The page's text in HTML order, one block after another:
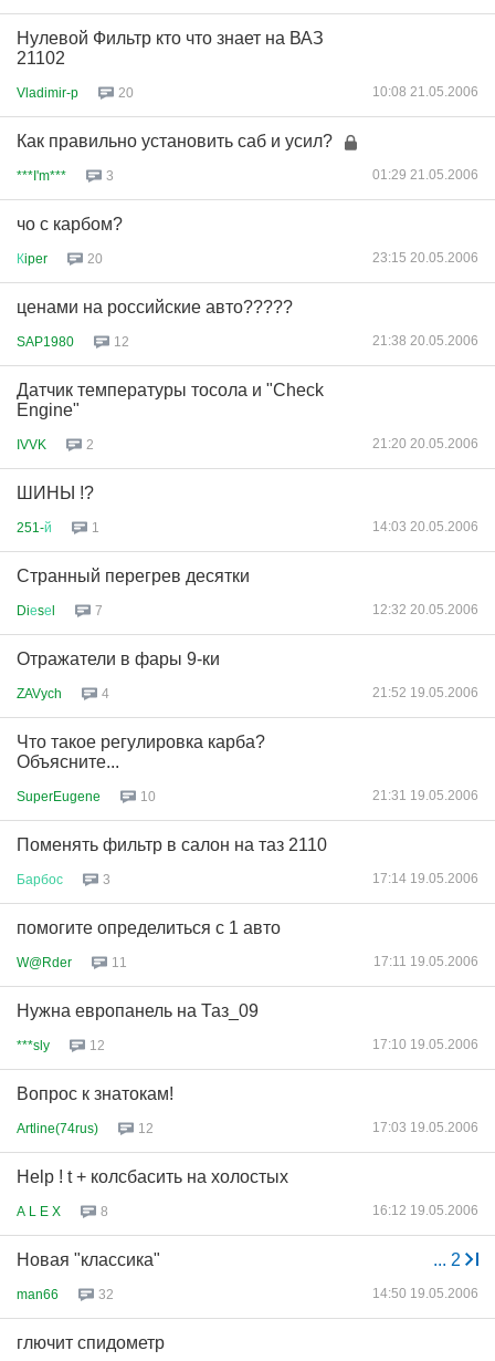
Нулевой Фильтр кто что знает на ВАЗ
21102
Vladimir-p 20 10:08 21.05.2006
Как правильно установить саб и усил?
***I'm*** 3 01:29 21.05.2006
чо с карбом?
Кiper 20 23:15 20.05.2006
ценами на российские авто?????
SAP1980 12 21:38 20.05.2006
Датчик температуры тосола и "Check
Engine"
IVVK 2 21:20 20.05.2006
ШИНЫ !?
251-й 1 14:03 20.05.2006
Странный перегрев десятки
Diеsеl 7 12:32 20.05.2006
Отражатели в фары 9-ки
ZAVych 4 21:52 19.05.2006
Что такое регулировка карба?
Объясните...
SuperEugene 10 21:31 19.05.2006
Поменять фильтр в салон на таз 2110
Барбос 3 17:14 19.05.2006
помогите определиться с 1 авто
W@Rder 11 17:11 19.05.2006
Нужна европанель на Таз_09
***sly 12 17:10 19.05.2006
Вопрос к знатокам!
Artline(74rus) 12 17:03 19.05.2006
Help ! t + колсбасить на холостых
A L E X 8 16:12 19.05.2006
... 2
Новая "классика"
man66 32 14:50 19.05.2006
глючит спидометр